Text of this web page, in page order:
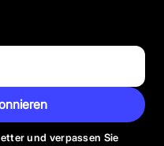
und verpassen Sie